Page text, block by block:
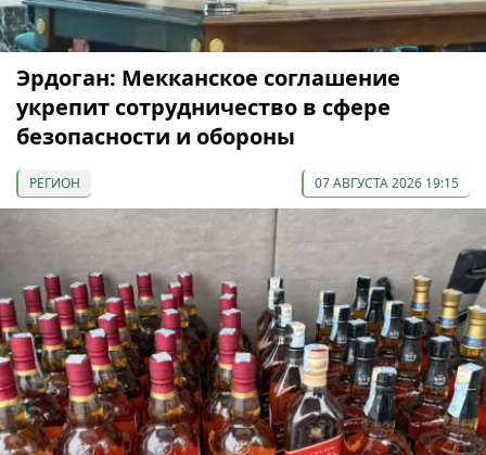
Эрдоган: Мекканское соглашение
укрепит сотрудничество в сфере
безопасности и обороны
РЕГИОН 07 АВГУСТА 2026 19:15